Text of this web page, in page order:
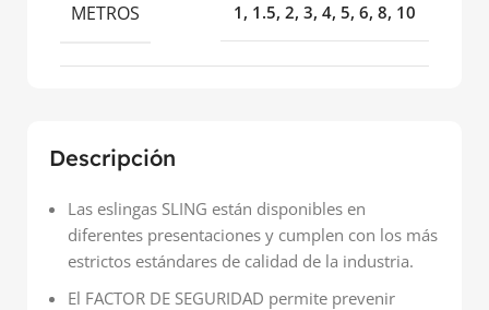
Descripción
Las eslingas SLING están disponibles en
diferentes presentaciones y cumplen con los más
estrictos estándares de calidad de la industria.
El FACTOR DE SEGURIDAD permite prevenir
METROS 1, 1.5, 2, 3, 4, 5, 6, 8, 10